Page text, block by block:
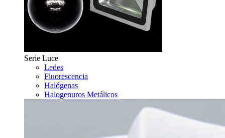
Serie Luce
Ledes
Fluorescencia
Halógenas
Halogenuros Metálicos